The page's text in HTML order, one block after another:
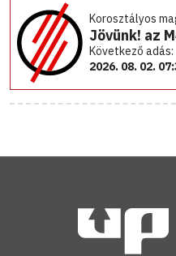
Korosztályos
Jövünk! az
Következő adás:
2026. 08. 02.